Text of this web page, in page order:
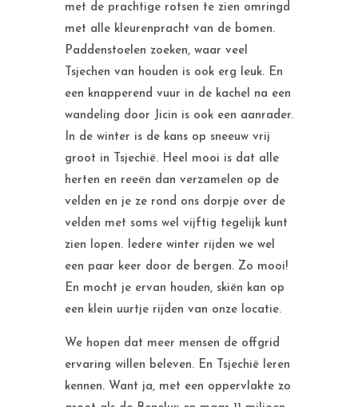
met de prachtige rotsen te zien omringd
met alle kleurenpracht van de bomen.
Paddenstoelen zoeken, waar veel
Tsjechen van houden is ook erg leuk. En
een knapperend vuur in de kachel na een
wandeling door Jicin is ook een aanrader.
In de winter is de kans op sneeuw vrij
groot in Tsjechië. Heel mooi is dat alle
herten en reeën dan verzamelen op de
velden en je ze rond ons dorpje over de
velden met soms wel vijftig tegelijk kunt
zien lopen. Iedere winter rijden we wel
een paar keer door de bergen. Zo mooi!
En mocht je ervan houden, skiën kan op
een klein uurtje rijden van onze locatie.
We hopen dat meer mensen de offgrid
ervaring willen beleven. En Tsjechië leren
kennen. Want ja, met een oppervlakte zo